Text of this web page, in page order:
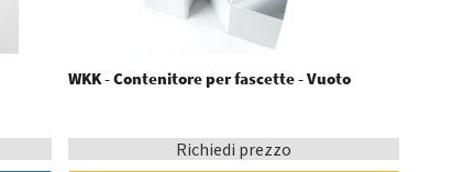
WKK - Contenitore per fascette - Vuoto
Richiedi prezzo